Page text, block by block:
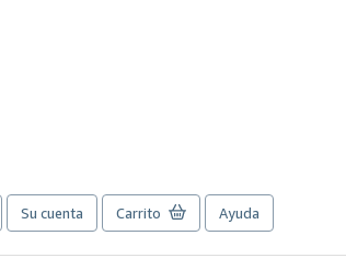
Su cuenta Carrito Ayuda